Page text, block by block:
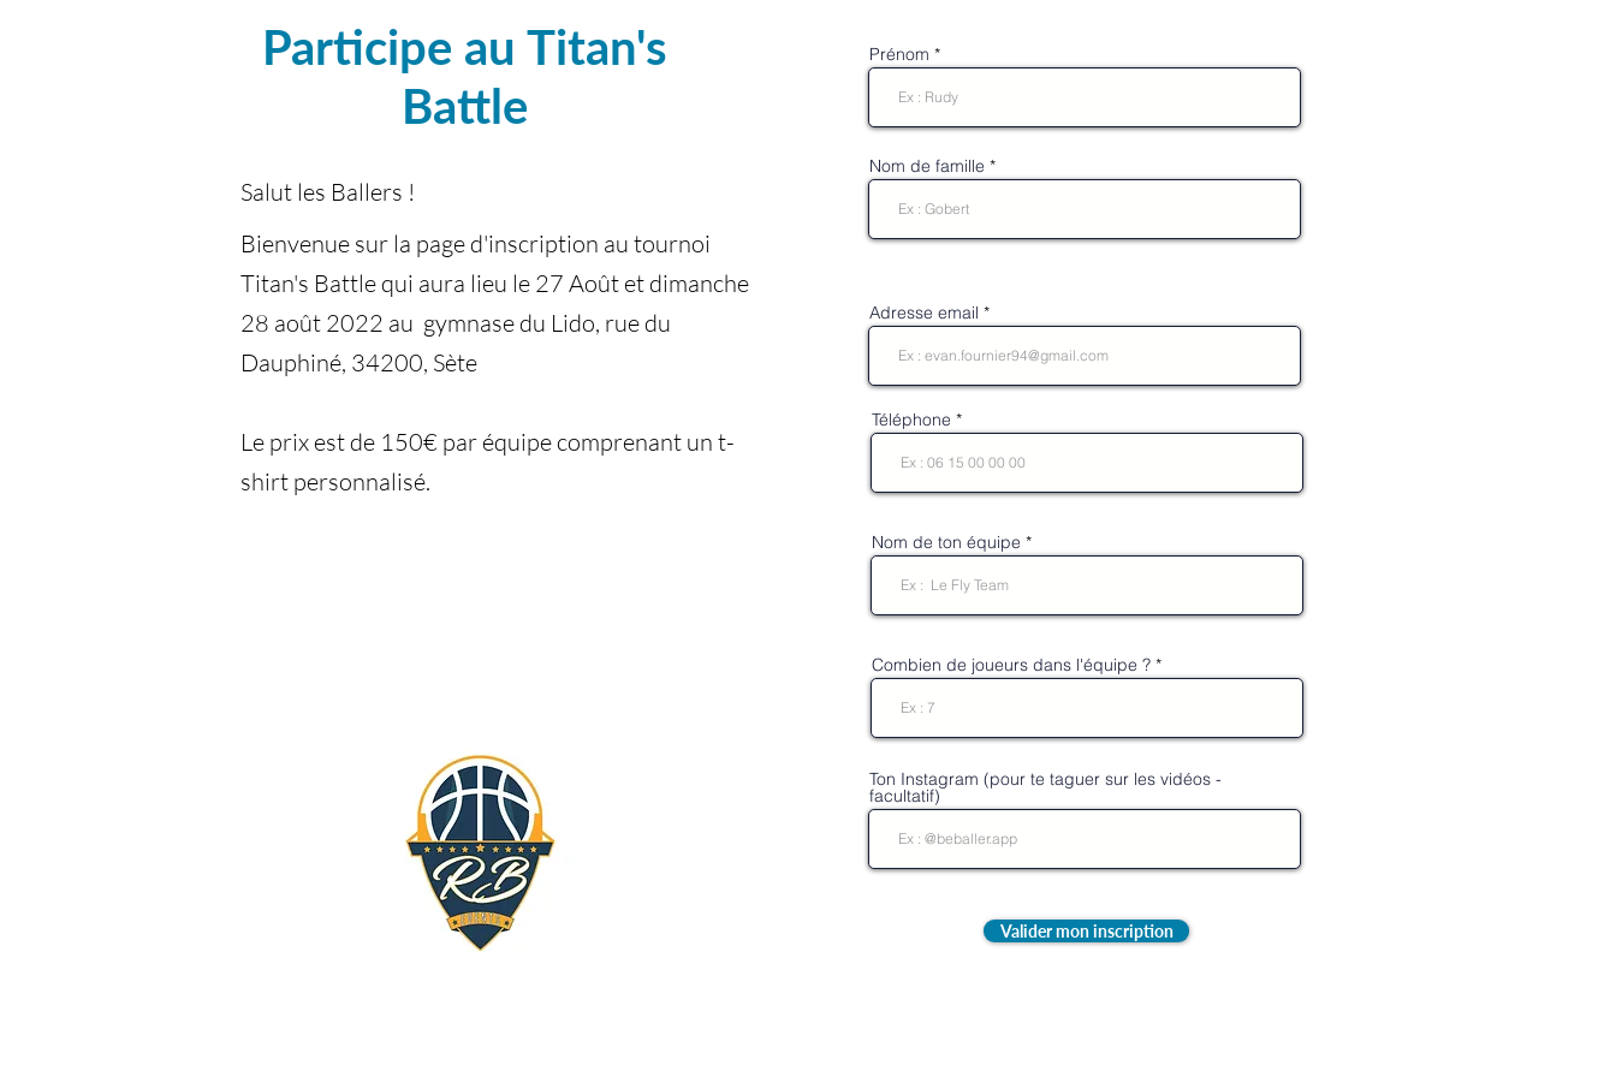
Participe au Titan's
Battle
Salut les Ballers !
Bienvenue sur la page d'inscription au tournoi
Titan's Battle qui aura lieu le 27 Août et dimanche
28 août 2022 au gymnase du Lido, rue du
Dauphiné, 34200, Sète
Le prix est de 150€ par équipe comprenant un t-
shirt personnalisé.
Prénom
Nom de famille
Adresse email
Téléphone
Nom de ton équipe
Combien de joueurs dans l'équipe ?
Ton Instagram (pour te taguer sur les vidéos -
facultatif)
Valider mon inscription